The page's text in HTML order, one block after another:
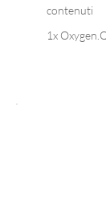
contenuti
1x